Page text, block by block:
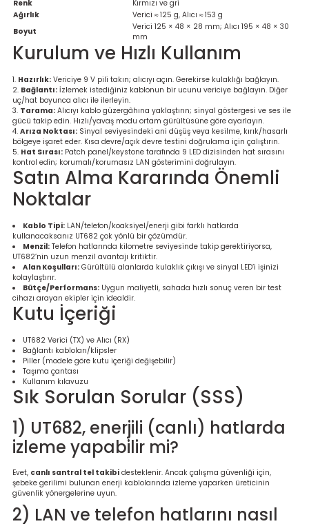
Renk
Kırmızı ve gri
Ağırlık
Verici ≈ 125 g, Alıcı ≈ 153 g
Boyut
Verici 125 × 48 × 28 mm; Alıcı 195 × 48 × 30
mm
Kurulum ve Hızlı Kullanım
Hazırlık: Vericiye 9 V pili takın; alıcıyı açın. Gerekirse kulaklığı bağlayın.
Bağlantı: İzlemek istediğiniz kablonun bir ucunu vericiye bağlayın. Diğer
uç/hat boyunca alıcı ile ilerleyin.
Tarama: Alıcıyı kablo güzergâhına yaklaştırın; sinyal göstergesi ve ses ile
gücü takip edin. Hızlı/yavaş modu ortam gürültüsüne göre ayarlayın.
Arıza Noktası: Sinyal seviyesindeki ani düşüş veya kesilme, kırık/hasarlı
bölgeye işaret eder. Kısa devre/açık devre testini doğrulama için çalıştırın.
Hat Sırası: Patch panel/keystone tarafında 9 LED dizisinden hat sırasını
kontrol edin; korumalı/korumasız LAN gösterimini doğrulayın.
Satın Alma Kararında Önemli
Noktalar
Kablo Tipi: LAN/telefon/koaksiyel/enerji gibi farklı hatlarda
kullanacaksanız UT682 çok yönlü bir çözümdür.
Menzil: Telefon hatlarında kilometre seviyesinde takip gerektiriyorsa,
UT682’nin uzun menzil avantajı kritiktir.
Alan Koşulları: Gürültülü alanlarda kulaklık çıkışı ve sinyal LED’i işinizi
kolaylaştırır.
Bütçe/Performans: Uygun maliyetli, sahada hızlı sonuç veren bir test
cihazı arayan ekipler için idealdir.
Kutu İçeriği
UT682 Verici (TX) ve Alıcı (RX)
Bağlantı kabloları/klipsler
Piller (modele göre kutu içeriği değişebilir)
Taşıma çantası
Kullanım kılavuzu
Sık Sorulan Sorular (SSS)
1) UT682, enerjili (canlı) hatlarda
izleme yapabilir mi?
Evet, canlı santral tel takibi desteklenir. Ancak çalışma güvenliği için,
şebeke gerilimi bulunan enerji kablolarında izleme yaparken üreticinin
güvenlik yönergelerine uyun.
2) LAN ve telefon hatlarını nasıl